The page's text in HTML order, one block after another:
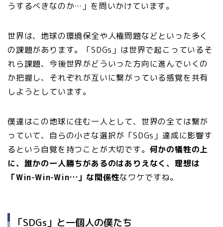
うするべきなのか…」を問いかけています。
世界は、地球の環境保全や人権問題などといった多く
の課題があります。「SDGs」は世界で起こっているそ
れら課題、今後世界がどういった方向に進んでいくの
か把握し、それぞれが互いに繋がっている感覚を共有
しようとしています。
僕達はこの地球に住む一人として、世界の全ては繋が
っていて、自らの小さな選択が「SDGs」達成に影響す
るという自覚を持つことが大切です。 何かの犠牲の上
に、誰かの一人勝ちがあるのはありえなく、理想は
「Win-Win-Win…」な関係性なワケですね。
「SDGs」と一個人の僕たち